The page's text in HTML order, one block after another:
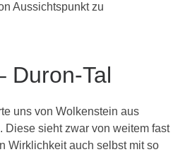
Aussichtspunkt zu
Duron-Tal
uns von Wolkenstein aus
Diese sieht zwar von weitem fast
Wirklichkeit auch selbst mit so